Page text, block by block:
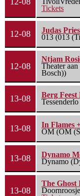
Tickets
12-08
Judas
013 (013
12-08
Ntjam
Theater
Bosch))
13-08
Berg Feest
Tessenderlo
13-08
In Flames
OM (OM
13-08
Dynamo
Dynamo
13-08
The Ghost